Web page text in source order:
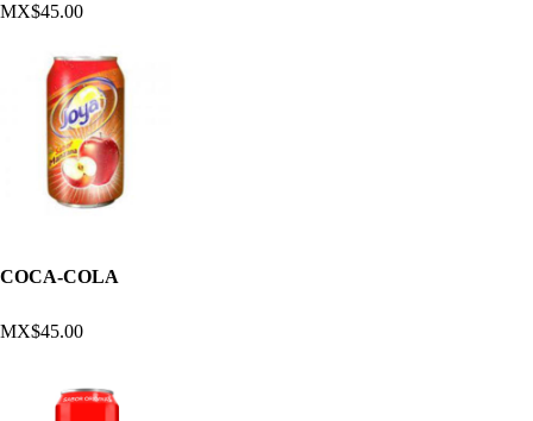
MX$45.00
COCA-COLA
MX$45.00